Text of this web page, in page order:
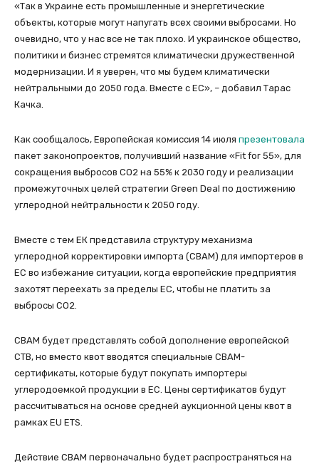
«Так в Украине есть промышленные и энергетические
объекты, которые могут напугать всех своими выбросами. Но
очевидно, что у нас все не так плохо. И украинское общество,
политики и бизнес стремятся климатически дружественной
модернизации. И я уверен, что мы будем климатически
нейтральными до 2050 года. Вместе с ЕС», – добавил Тарас
Качка.
Как сообщалось, Европейская комиссия 14 июля презентовала
пакет законопроектов, получивший название «Fit for 55», для
сокращения выбросов СО2 на 55% к 2030 году и реализации
промежуточных целей стратегии Green Deal по достижению
углеродной нейтральности к 2050 году.
Вместе с тем ЕК представила структуру механизма
углеродной корректировки импорта (CBAM) для импортеров в
ЕС во избежание ситуации, когда европейские предприятия
захотят переехать за пределы ЕС, чтобы не платить за
выбросы СО2.
CBAM будет представлять собой дополнение европейской
СТВ, но вместо квот вводятся специальные CBAM-
сертификаты, которые будут покупать импортеры
углеродоемкой продукции в ЕС. Цены сертификатов будут
рассчитываться на основе средней аукционной цены квот в
рамках EU ETS.
Действие CBAM первоначально будет распространяться на